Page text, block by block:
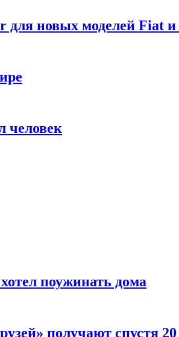
для новых моделей Fiat
человек
поужинать дома
получают спустя